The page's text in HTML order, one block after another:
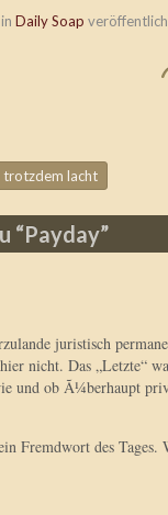
Daily Soap
trotzdem lacht
“Payday”
juristisch
nicht. Das „Letzte“
und ob Ã¼berhaupt
Fremdwort des Tages.